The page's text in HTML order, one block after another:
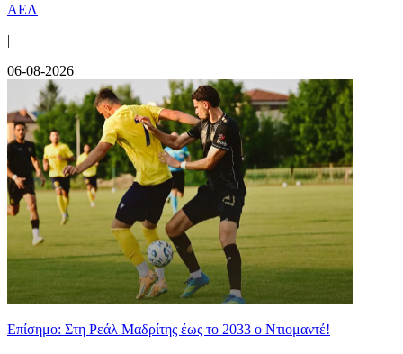
ΑΕΛ
|
06-08-2026
Επίσημο: Στη Ρεάλ Μαδρίτης έως το 2033 ο Ντιομαντέ!